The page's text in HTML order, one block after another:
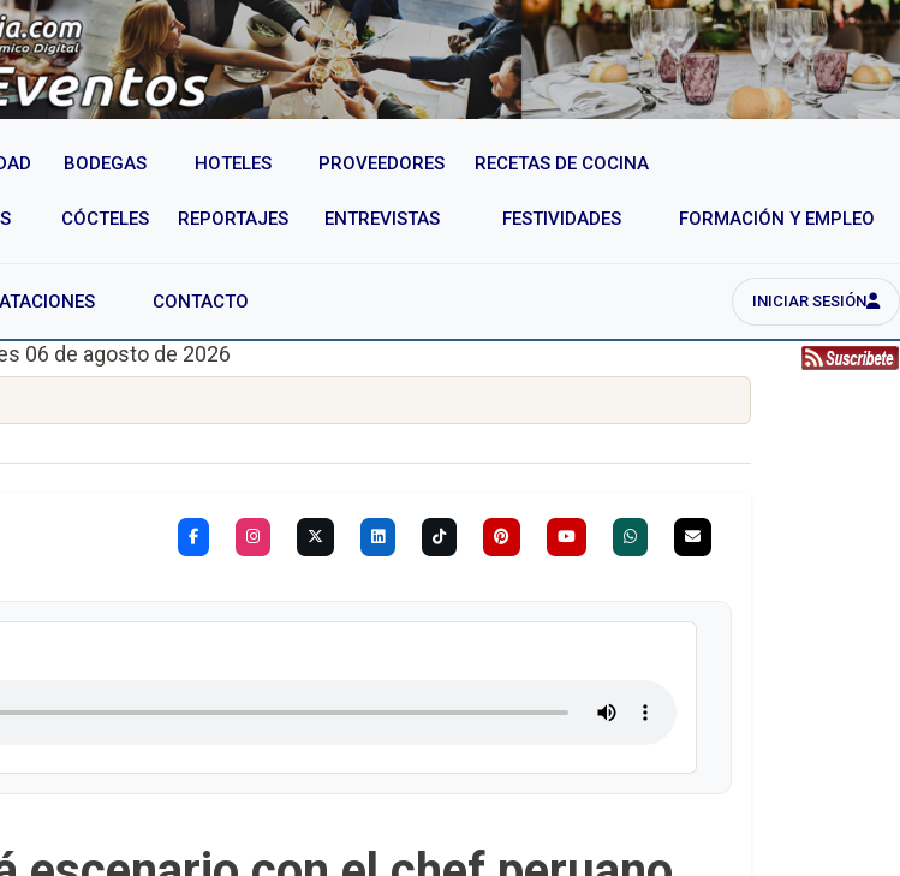
BODEGAS HOTELES PROVEEDORES RECETAS DE COCINA
CÓCTELES REPORTAJES ENTREVISTAS FESTIVIDADES FORMACIÓN Y EMPLEO
CONTACTO INICIAR SESIÓN
06 de agosto de 2026